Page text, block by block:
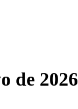
de 2026